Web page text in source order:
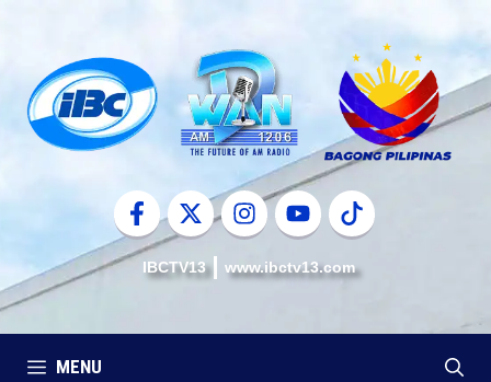
content
IBCTV13 www.ibctv13.com
MENU